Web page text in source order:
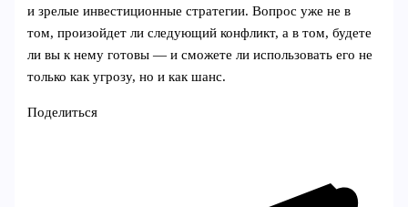
и зрелые инвестиционные стратегии. Вопрос уже не в
том, произойдет ли следующий конфликт, а в том, будете
ли вы к нему готовы — и сможете ли использовать его не
только как угрозу, но и как шанс.
Поделиться